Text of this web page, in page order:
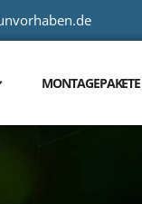
MONTAGEPAKETE